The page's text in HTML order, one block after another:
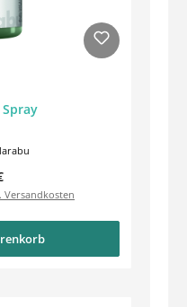
Preis:
Versandkosten